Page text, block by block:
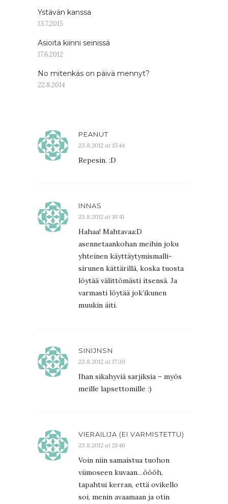
Ystävän kanssa
13.7.2015
Asioita kiinni seinissä
17.6.2012
No mitenkäs on päivä mennyt?
22.8.2014
PEANUT
23.8.2012 at 15:44
Repesin. :D
INNAS
23.8.2012 at 16:41
Hahaa! Mahtavaa:D
asennetaankohan meihin joku
yhteinen käyttäytymismalli-
sirunen kättärillä, koska tuosta
löytää välittömästi itsensä. Ja
varmasti löytää jok’ikunen
muukin äiti.
SINIJNSN
23.8.2012 at 17:30
Ihan sikahyviä sarjiksia – myös
meille lapsettomille :)
VIERAILIJA (EI VARMISTETTU)
23.8.2012 at 21:46
Voin niin samaistua tuohon
viimoseen kuvaan…öööh,
tapahtui kerran, että ovikello
soi, menin avaamaan ja otin